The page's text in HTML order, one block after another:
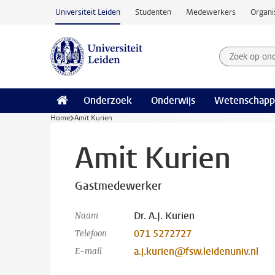
Ga naar hoofdinhoud
Universiteit Leiden Studenten Medewerkers
Zoek op
Zoekterm
Onderzoek Onderwijs
Home Amit Kurien
Amit Kurien
Gastmedewerker
Naam Dr. A.J. Kurien
Telefoon 071 5272727
E-mail a.j.kurien@fsw.leidenuniv.nl